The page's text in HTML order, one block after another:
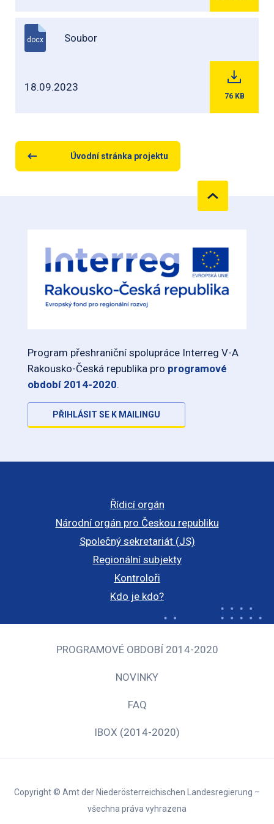
docx Soubor
18.09.2023
76 KB
Úvodní stránka projektu
Program přeshraniční spolupráce Interreg V-A
Rakousko-Česká republika pro programové
období 2014-2020.
PŘIHLÁSIT SE K MAILINGU
Řídicí orgán
Národní orgán pro Českou republiku
Společný sekretariát (JS)
Regionální subjekty
Kontroloři
Kdo je kdo?
PROGRAMOVÉ OBDOBÍ 2014-2020
NOVINKY
FAQ
IBOX (2014-2020)
Copyright © Amt der Niederösterreichischen Landesregierung –
všechna práva vyhrazena